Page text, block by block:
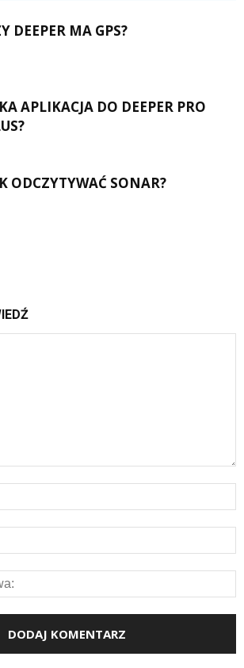
DEEPER MA GPS?
APLIKACJA DO DEEPER PRO
ODCZYTYWAĆ SONAR?